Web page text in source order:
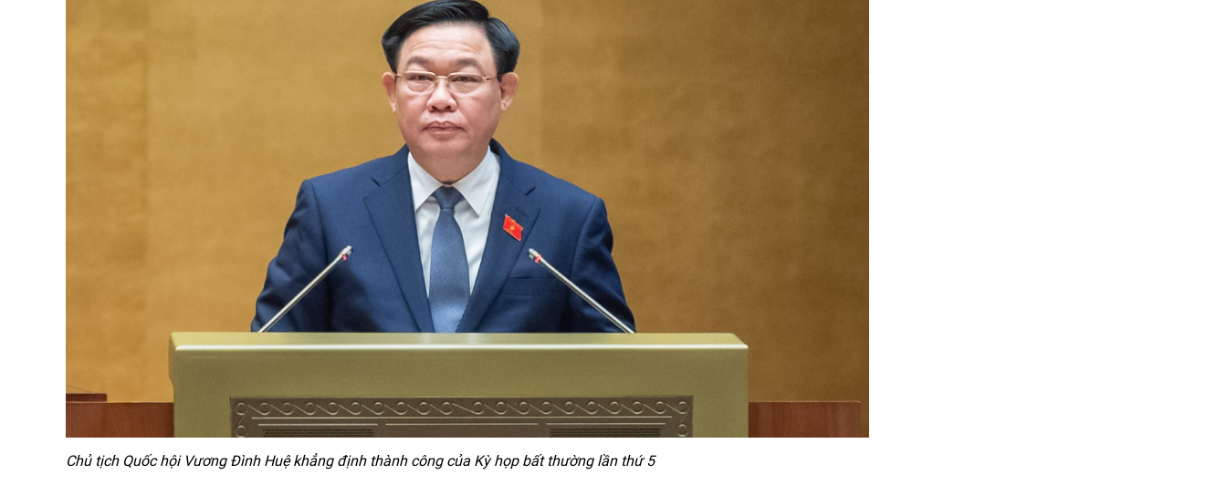
Chủ tịch Quốc hội Vương Đình Huệ khẳng định thành công của Kỳ họp bất thường lần thứ 5